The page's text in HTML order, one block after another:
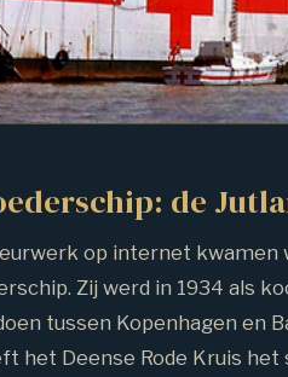
de
op internet kwamen
Zij werd in 1934 als
tussen Kopenhagen en
het Deense Rode Kruis